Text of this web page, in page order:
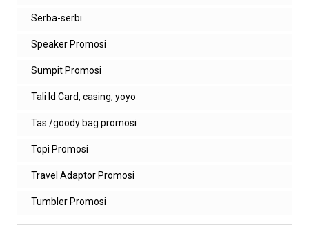
Serba-serbi
Speaker Promosi
Sumpit Promosi
Tali Id Card, casing, yoyo
Tas /goody bag promosi
Topi Promosi
Travel Adaptor Promosi
Tumbler Promosi